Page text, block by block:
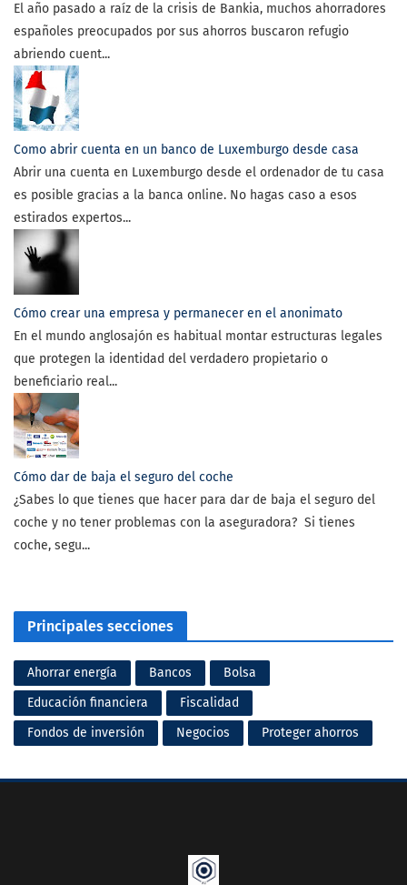
El año pasado a raíz de la crisis de Bankia, muchos ahorradores
españoles preocupados por sus ahorros buscaron refugio
abriendo cuent...
Como abrir cuenta en un banco de Luxemburgo desde casa
Abrir una cuenta en Luxemburgo desde el ordenador de tu casa
es posible gracias a la banca online. No hagas caso a esos
estirados expertos...
Cómo crear una empresa y permanecer en el anonimato
En el mundo anglosajón es habitual montar estructuras legales
que protegen la identidad del verdadero propietario o
beneficiario real...
Cómo dar de baja el seguro del coche
¿Sabes lo que tienes que hacer para dar de baja el seguro del
coche y no tener problemas con la aseguradora? Si tienes
coche, segu...
Principales secciones
Ahorrar energía Bancos
Bolsa
Educación financiera
Fiscalidad
Fondos de inversión
Negocios Proteger ahorros